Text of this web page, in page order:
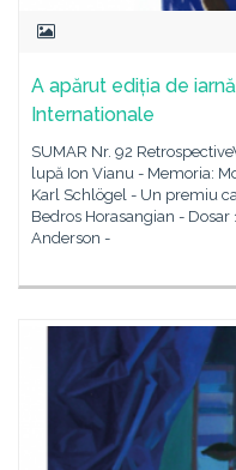
A apărut ediția de
Internationale
SUMAR Nr. 92
lupă Ion Vianu - Memoria:
Karl Schlögel - Un premiu
Bedros Horasangian - Dosar
Anderson -